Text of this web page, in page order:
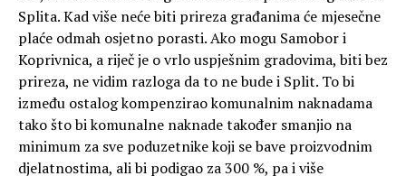
Splita. Kad više neće biti prireza građanima će mjesečne
plaće odmah osjetno porasti. Ako mogu Samobor i
Koprivnica, a riječ je o vrlo uspješnim gradovima, biti bez
prireza, ne vidim razloga da to ne bude i Split. To bi
između ostalog kompenzirao komunalnim naknadama
tako što bi komunalne naknade također smanjio na
minimum za sve poduzetnike koji se bave proizvodnim
djelatnostima, ali bi podigao za 300 %, pa i više